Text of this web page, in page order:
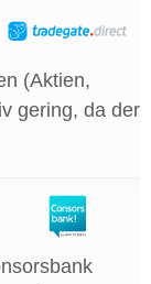
(Aktien,
gering, da der